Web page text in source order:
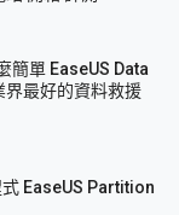
簡單 EaseUS Data
最好的資料救援
EaseUS Partition